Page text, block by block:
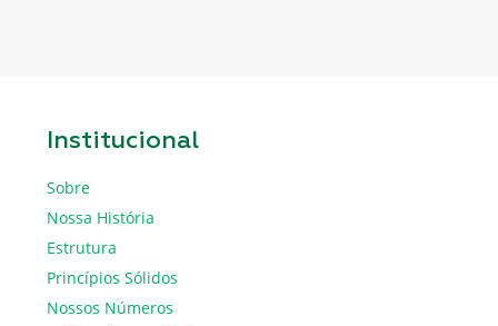
Institucional
Sobre
Nossa História
Estrutura
Princípios Sólidos
Nossos Números